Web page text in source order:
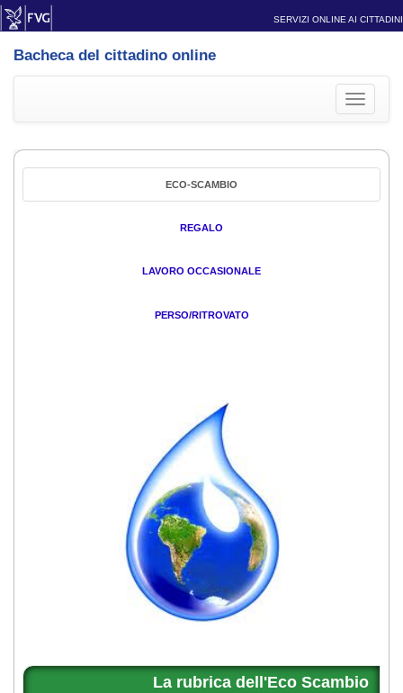
SERVIZI ONLINE AI CITTADINI
Bacheca del cittadino online
Toggle
ECO-SCAMBIO
REGALO
LAVORO OCCASIONALE
PERSO/RITROVATO
La rubrica dell'Eco Scambio